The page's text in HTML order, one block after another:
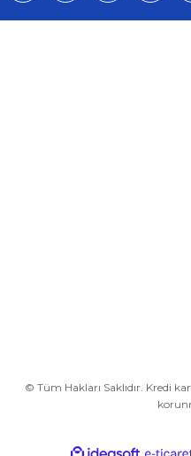
© Tüm Hakları Saklıdır. Kredi
ideasoft